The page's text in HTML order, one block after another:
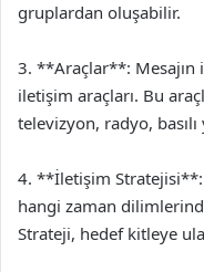
gruplardan oluşabilir.
3. **Araçlar**: Mesajın
iletişim araçları. Bu
televizyon, radyo,
4. **İletişim Stratejisi**:
hangi zaman
Strateji, hedef kitleye